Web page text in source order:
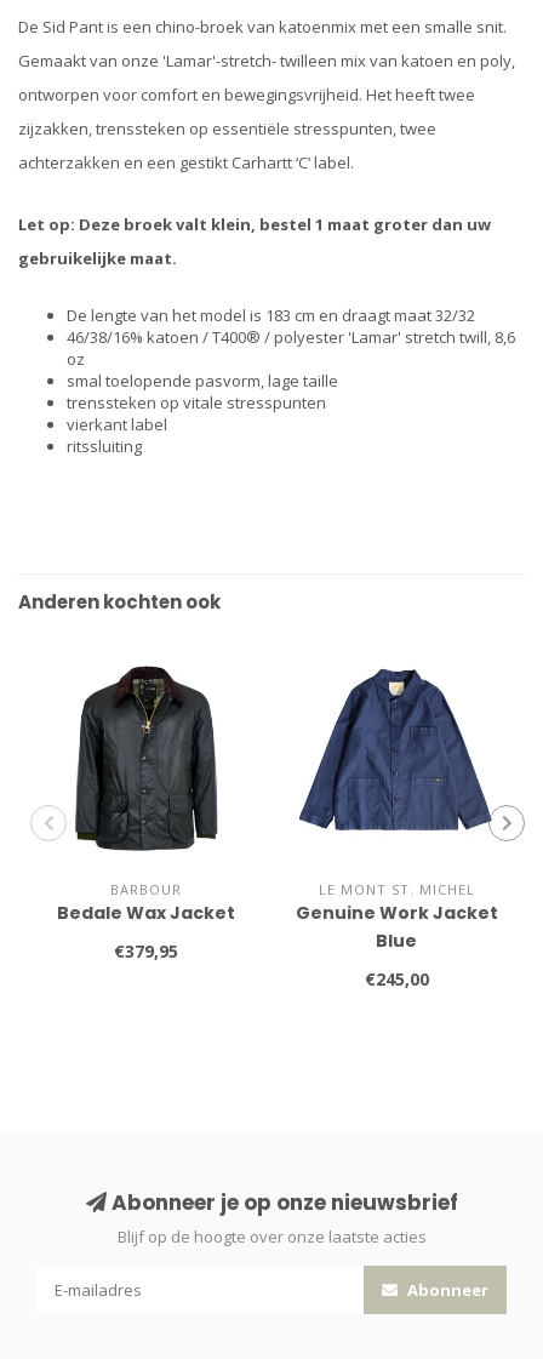
De Sid Pant is een chino-broek van katoenmix met een smalle snit.
Gemaakt van onze 'Lamar'-stretch- twilleen mix van katoen en poly,
ontworpen voor comfort en bewegingsvrijheid. Het heeft twee
zijzakken, trenssteken op essentiële stresspunten, twee
achterzakken en een gestikt Carhartt ‘C’ label.
Let op: Deze broek valt klein, bestel 1 maat groter dan uw
gebruikelijke maat.
De lengte van het model is 183 cm en draagt maat 32/32
46/38/16% katoen / T400® / polyester 'Lamar' stretch twill, 8,6
oz
smal toelopende pasvorm, lage taille
trenssteken op vitale stresspunten
vierkant label
ritssluiting
Anderen kochten ook
BARBOUR
Bedale Wax Jacket
€379,95
LE MONT ST. MICHEL
Genuine Work Jacket
Blue
€245,00
Abonneer je op onze nieuwsbrief
Blijf op de hoogte over onze laatste acties
Abonneer